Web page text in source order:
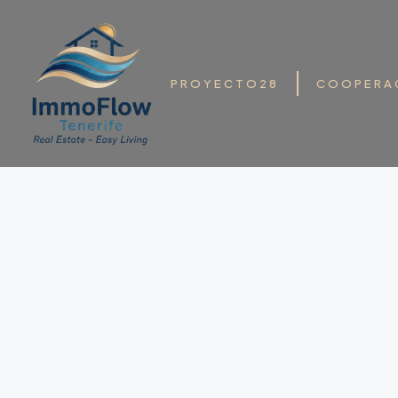
PROYECTO28